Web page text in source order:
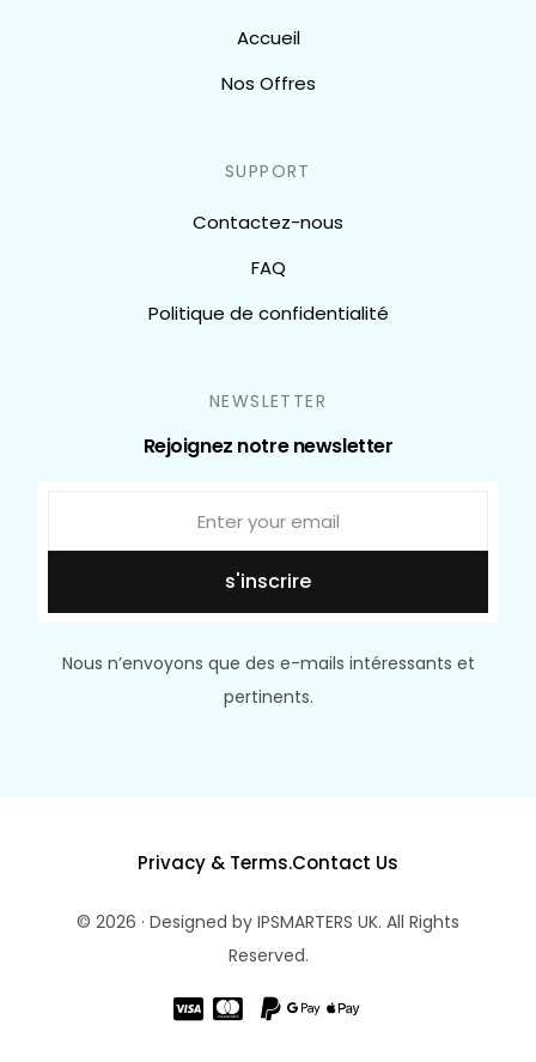
Accueil
Nos Offres
SUPPORT
Contactez-nous
FAQ
Politique de confidentialité
NEWSLETTER
Rejoignez notre newsletter
s'inscrire
Nous n’envoyons que des e-mails intéressants et
pertinents.
Privacy & Terms.Contact Us
© 2026 · Designed by IPSMARTERS UK. All Rights
Reserved.
Nos Offres